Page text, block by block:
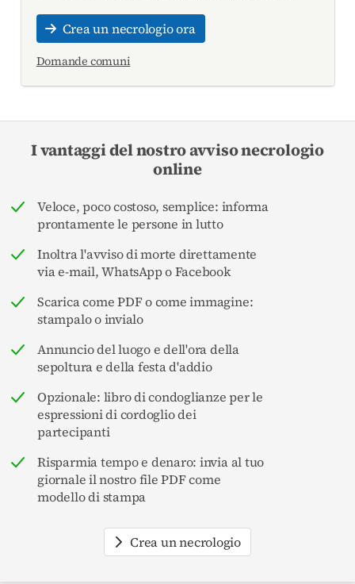
Crea un necrologio ora
Domande comuni
I vantaggi del nostro avviso necrologio
online
Veloce, poco costoso, semplice: informa
prontamente le persone in lutto
Inoltra l'avviso di morte direttamente
via e-mail, WhatsApp o Facebook
Scarica come PDF o come immagine:
stampalo o invialo
Annuncio del luogo e dell'ora della
sepoltura e della festa d'addio
Opzionale: libro di condoglianze per le
espressioni di cordoglio dei
partecipanti
Risparmia tempo e denaro: invia al tuo
giornale il nostro file PDF come
modello di stampa
Crea un necrologio